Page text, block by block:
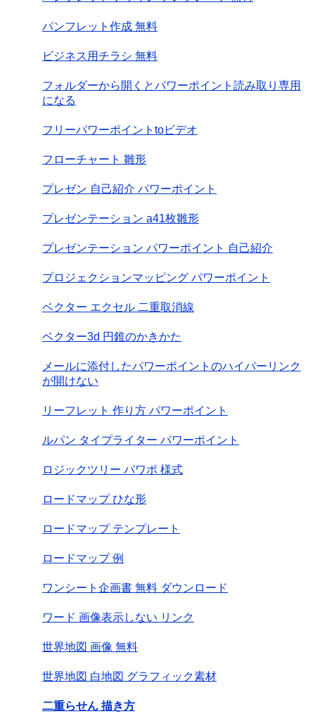
パンフレット作成 無料
ビジネス用チラシ 無料
フォルダーから開くとパワーポイント読み取り専用
になる
フリーパワーポイントtoビデオ
フローチャート 雛形
プレゼン 自己紹介 パワーポイント
プレゼンテーション a41枚雛形
プレゼンテーション パワーポイント 自己紹介
プロジェクションマッピング パワーポイント
ベクター エクセル 二重取消線
ベクター3d 円錐のかきかた
メールに添付したパワーポイントのハイパーリンク
が開けない
リーフレット 作り方 パワーポイント
ルパン タイプライター パワーポイント
ロジックツリー パワポ 様式
ロードマップ ひな形
ロードマップ テンプレート
ロードマップ 例
ワンシート企画書 無料 ダウンロード
ワード 画像表示しない リンク
世界地図 画像 無料
世界地図 白地図 グラフィック素材
二重らせん 描き方